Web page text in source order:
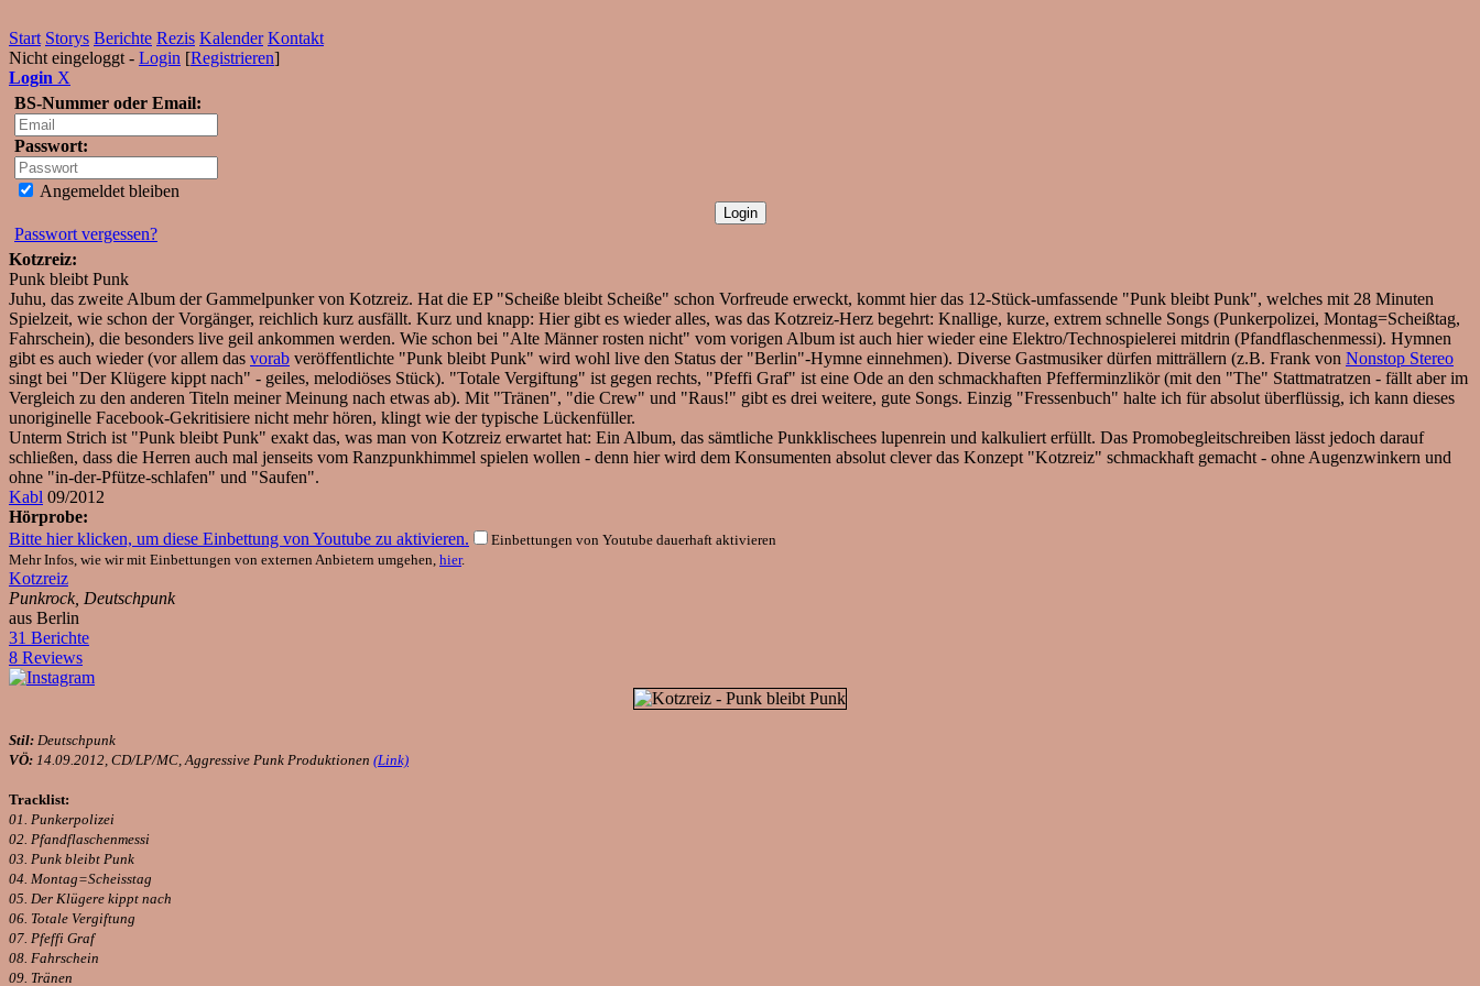
Start Storys Berichte Rezis Kalender Kontakt
Nicht eingeloggt - Login [Registrieren]
Login X
BS-Nummer oder Email:
Passwort:
Angemeldet bleiben
Passwort vergessen?
Kotzreiz:
Punk bleibt Punk
Juhu, das zweite Album der Gammelpunker von Kotzreiz. Hat die EP "Scheiße bleibt Scheiße" schon Vorfreude erweckt, kommt hier das 12-Stück-umfassende "Punk bleibt Punk", welches mit 28 Minuten
Spielzeit, wie schon der Vorgänger, reichlich kurz ausfällt. Kurz und knapp: Hier gibt es wieder alles, was das Kotzreiz-Herz begehrt: Knallige, kurze, extrem schnelle Songs (Punkerpolizei, Montag=Scheißtag,
Fahrschein), die besonders live geil ankommen werden. Wie schon bei "Alte Männer rosten nicht" vom vorigen Album ist auch hier wieder eine Elektro/Technospielerei mitdrin (Pfandflaschenmessi). Hymnen
gibt es auch wieder (vor allem das vorab veröffentlichte "Punk bleibt Punk" wird wohl live den Status der "Berlin"-Hymne einnehmen). Diverse Gastmusiker dürfen mitträllern (z.B. Frank von Nonstop Stereo
singt bei "Der Klügere kippt nach" - geiles, melodiöses Stück). "Totale Vergiftung" ist gegen rechts, "Pfeffi Graf" ist eine Ode an den schmackhaften Pfefferminzlikör (mit den "The" Stattmatratzen - fällt aber im
Vergleich zu den anderen Titeln meiner Meinung nach etwas ab). Mit "Tränen", "die Crew" und "Raus!" gibt es drei weitere, gute Songs. Einzig "Fressenbuch" halte ich für absolut überflüssig, ich kann dieses
unoriginelle Facebook-Gekritisiere nicht mehr hören, klingt wie der typische Lückenfüller.
Unterm Strich ist "Punk bleibt Punk" exakt das, was man von Kotzreiz erwartet hat: Ein Album, das sämtliche Punkklischees lupenrein und kalkuliert erfüllt. Das Promobegleitschreiben lässt jedoch darauf
schließen, dass die Herren auch mal jenseits vom Ranzpunkhimmel spielen wollen - denn hier wird dem Konsumenten absolut clever das Konzept "Kotzreiz" schmackhaft gemacht - ohne Augenzwinkern und
ohne "in-der-Pfütze-schlafen" und "Saufen".
Kabl 09/2012
Hörprobe:
Bitte hier klicken, um diese Einbettung von Youtube zu aktivieren.
Einbettungen von Youtube dauerhaft aktivieren
Mehr Infos, wie wir mit Einbettungen von externen Anbietern umgehen, hier.
Kotzreiz
Punkrock, Deutschpunk
aus Berlin
31 Berichte
8 Reviews
Stil: Deutschpunk
VÖ: 14.09.2012, CD/LP/MC, Aggressive Punk Produktionen (Link)
Tracklist:
01. Punkerpolizei
02. Pfandflaschenmessi
03. Punk bleibt Punk
04. Montag=Scheisstag
05. Der Klügere kippt nach
06. Totale Vergiftung
07. Pfeffi Graf
08. Fahrschein
09. Tränen